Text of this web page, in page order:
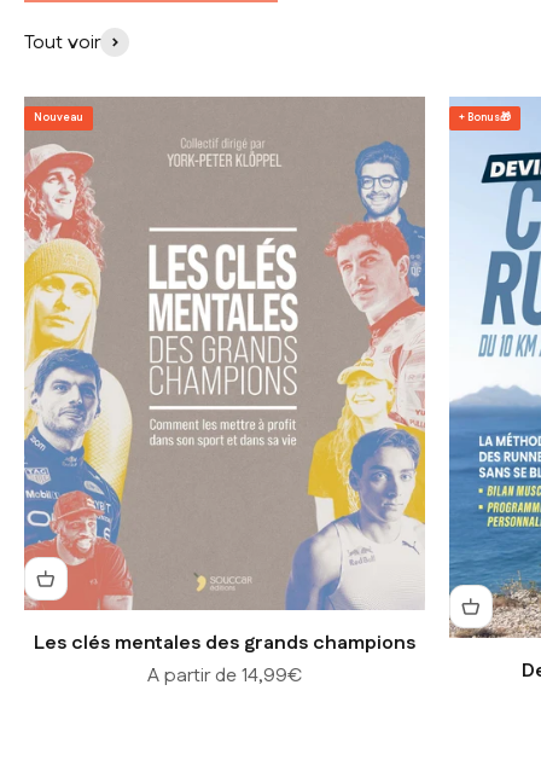
Tout voir
Nouveau
Les clés mentales des grands champions
Prix de vente
A partir de 14,99€
+ Bonus🎁